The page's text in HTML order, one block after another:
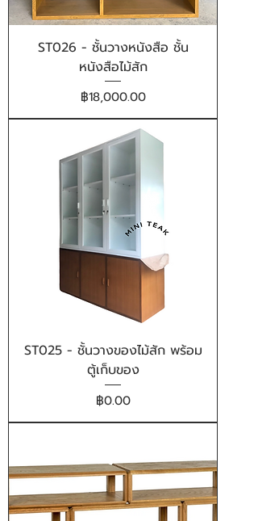
ST026 - ชั้นวางหนังสือ ชั้น
หนังสือไม้สัก
ราคา
฿18,000.00
ST025 - ชั้นวางของไม้สัก พร้อม
ตู้เก็บของ
ราคา
฿0.00